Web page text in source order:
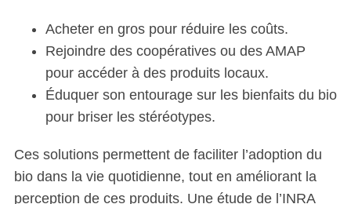
Acheter en gros pour réduire les coûts.
Rejoindre des coopératives ou des AMAP
pour accéder à des produits locaux.
Éduquer son entourage sur les bienfaits du bio
pour briser les stéréotypes.
Ces solutions permettent de faciliter l’adoption du
bio dans la vie quotidienne, tout en améliorant la
perception de ces produits. Une étude de l’INRA